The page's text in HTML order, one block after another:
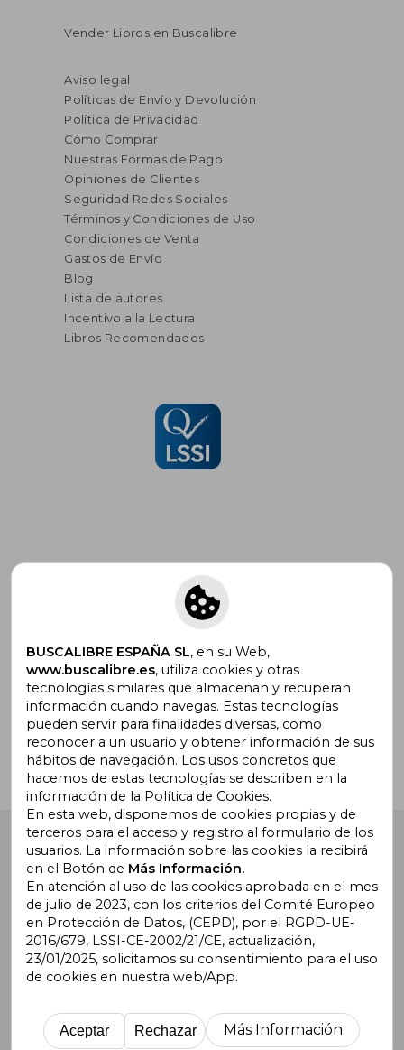
Vender Libros en Buscalibre
Aviso legal
Políticas de Envío y Devolución
Política de Privacidad
Cómo Comprar
Nuestras Formas de Pago
Opiniones de Clientes
Seguridad Redes Sociales
Términos y Condiciones de Uso
Condiciones de Venta
Gastos de Envío
Blog
Lista de autores
Incentivo a la Lectura
Libros Recomendados
Suscríbete para recibir ofertas y
promociones
¿Necesitas ayuda?
Ir a Centro de Soporte
Buscalibre España . Calle Energía, 65, Nave 3 (08940),
Cornellà de Llobregat, Barcelona. Derechos Reservados.
Buscalibre Argentina| Buscalibre Chile
Buscalibre Uruguay|Buscalibre México|Buscalibre
Perú
|Buscalibre Estados Unidos|Buscalibre Otros
BUSCALIBRE ESPAÑA SL, en su Web,
www.buscalibre.es, utiliza cookies y otras
tecnologías similares que almacenan y recuperan
información cuando navegas. Estas tecnologías
pueden servir para finalidades diversas, como
reconocer a un usuario y obtener información de sus
hábitos de navegación. Los usos concretos que
hacemos de estas tecnologías se describen en la
información de la Política de Cookies.
En esta web, disponemos de cookies propias y de
terceros para el acceso y registro al formulario de los
usuarios. La información sobre las cookies la recibirá
en el Botón de Más Información.
En atención al uso de las cookies aprobada en el mes
de julio de 2023, con los criterios del Comité Europeo
en Protección de Datos, (CEPD), por el RGPD-UE-
2016/679, LSSI-CE-2002/21/CE, actualización,
23/01/2025, solicitamos su consentimiento para el uso
de cookies en nuestra web/App.
Aceptar Rechazar Más Información